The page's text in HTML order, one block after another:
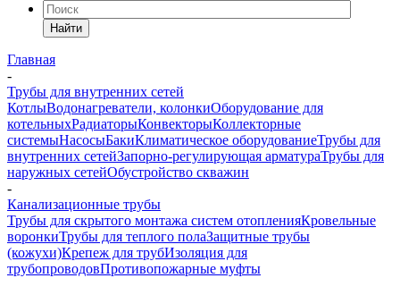
Найти
Главная
-
Трубы для внутренних сетей
КотлыВодонагреватели, колонкиОборудование для
котельныхРадиаторыКонвекторыКоллекторные
системыНасосыБакиКлиматическое оборудованиеТрубы для
внутренних сетейЗапорно-регулирующая арматураТрубы для
наружных сетейОбустройство скважин
-
Канализационные трубы
Трубы для скрытого монтажа систем отопленияКровельные
воронкиТрубы для теплого полаЗащитные трубы
(кожухи)Крепеж для трубИзоляция для
трубопроводовПротивопожарные муфты